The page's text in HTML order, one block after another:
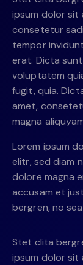
ipsum dolor sit
consetetur
tempor
erat. Dicta
voluptatem
fugit, quia.
amet,
magna
Lorem ipsum
elitr, sed diam
dolore magna
accusam et
bergren, no
Stet clita
ipsum dolor sit